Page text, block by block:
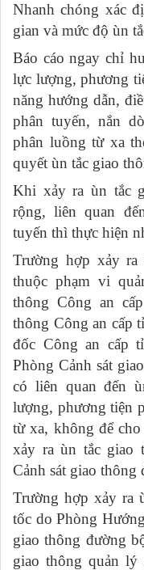
Nhanh chóng xác
gian và mức độ ùn
Báo cáo ngay chỉ
lực lượng, phương
năng hướng dẫn,
phân tuyến, nắn
phân luồng từ xa
quyết ùn tắc giao
Khi xảy ra ùn tắc
rộng, liên quan
tuyến thì thực hiện
Trường hợp xảy ra
thuộc phạm vi
thông Công an
thông Công an cấp
đốc Công an cấp
Phòng Cảnh sát
có liên quan đến
lượng, phương tiện
từ xa, không để
xảy ra ùn tắc giao
Cảnh sát giao thông
Trường hợp xảy ra
tốc do Phòng
giao thông đường
giao thông quản lý